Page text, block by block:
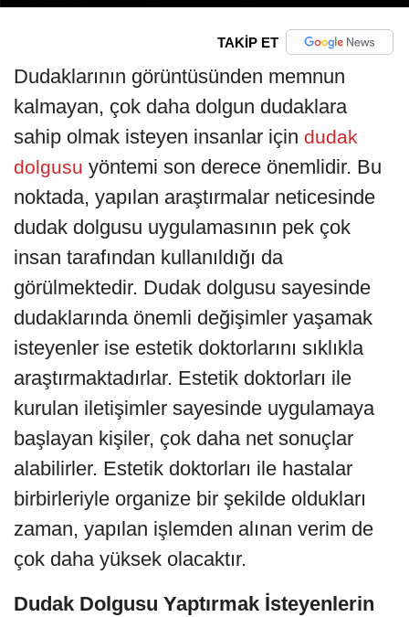
TAKİP ET
Dudaklarının görüntüsünden memnun
kalmayan, çok daha dolgun dudaklara
sahip olmak isteyen insanlar için dudak
dolgusu yöntemi son derece önemlidir. Bu
noktada, yapılan araştırmalar neticesinde
dudak dolgusu uygulamasının pek çok
insan tarafından kullanıldığı da
görülmektedir. Dudak dolgusu sayesinde
dudaklarında önemli değişimler yaşamak
isteyenler ise estetik doktorlarını sıklıkla
araştırmaktadırlar. Estetik doktorları ile
kurulan iletişimler sayesinde uygulamaya
başlayan kişiler, çok daha net sonuçlar
alabilirler. Estetik doktorları ile hastalar
birbirleriyle organize bir şekilde oldukları
zaman, yapılan işlemden alınan verim de
çok daha yüksek olacaktır.
Dudak Dolgusu Yaptırmak İsteyenlerin